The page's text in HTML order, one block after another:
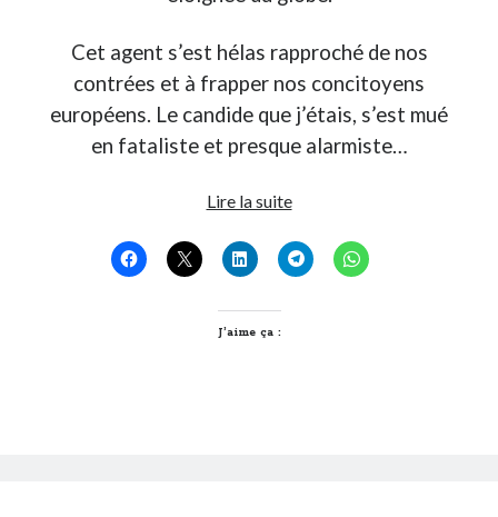
Patchwork
Photos
Post inutile
Cet agent s’est hélas rapproché de nos
contrées et à frapper nos concitoyens
européens. Le candide que j’étais, s’est mué
en fataliste et presque alarmiste…
Lire la suiteCovid-
j’écris
ton
J’aime ça :